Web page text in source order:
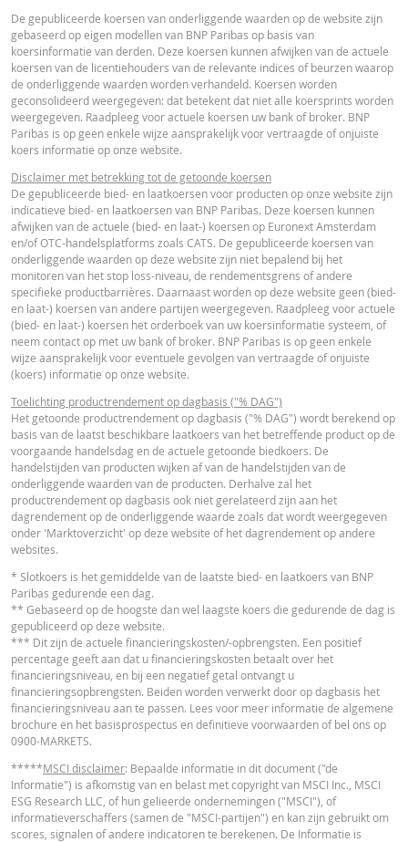
stop-loss niveau van dit product bereikt is.
Prospectus (NL) URL
FINAL TERMS
Final Terms
ESSENTIËLE BELEGGERSINFORMATIEDOCUMENTATIE
Essentiële
Beleggersinformatiedocument (NL)
PDF
FINANCIEEL OVERZICHT
Financial Information URL
Cost Report
RECENTE KOERSINFORMATIE
Latest Product Quotes
Some helper text for the product price projections, financial
advised
UNDERLYING PRICE PRICE PROJECTION
De gepubliceerde koersen van onderliggende waarden op de website zijn
gebaseerd op eigen modellen van BNP Paribas op basis van
koersinformatie van derden. Deze koersen kunnen afwijken van de actuele
koersen van de licentiehouders van de relevante indices of beurzen waarop
de onderliggende waarden worden verhandeld. Koersen worden
geconsolideerd weergegeven: dat betekent dat niet alle koersprints worden
weergegeven. Raadpleeg voor actuele koersen uw bank of broker. BNP
Paribas is op geen enkele wijze aansprakelijk voor vertraagde of onjuiste
koers informatie op onze website.
Disclaimer met betrekking tot de getoonde koersen
De gepubliceerde bied- en laatkoersen voor producten op onze website zijn
indicatieve bied- en laatkoersen van BNP Paribas. Deze koersen kunnen
afwijken van de actuele (bied- en laat-) koersen op Euronext Amsterdam
en/of OTC-handelsplatforms zoals CATS. De gepubliceerde koersen van
onderliggende waarden op deze website zijn niet bepalend bij het
monitoren van het stop loss-niveau, de rendementsgrens of andere
specifieke productbarrières. Daarnaast worden op deze website geen (bied-
en laat-) koersen van andere partijen weergegeven. Raadpleeg voor actuele
(bied- en laat-) koersen het orderboek van uw koersinformatie systeem, of
neem contact op met uw bank of broker. BNP Paribas is op geen enkele
wijze aansprakelijk voor eventuele gevolgen van vertraagde of onjuiste
(koers) informatie op onze website.
Toelichting productrendement op dagbasis ("% DAG")
Het getoonde productrendement op dagbasis ("% DAG") wordt berekend op
basis van de laatst beschikbare laatkoers van het betreffende product op de
voorgaande handelsdag en de actuele getoonde biedkoers. De
handelstijden van producten wijken af van de handelstijden van de
onderliggende waarden van de producten. Derhalve zal het
productrendement op dagbasis ook niet gerelateerd zijn aan het
dagrendement op de onderliggende waarde zoals dat wordt weergegeven
onder 'Marktoverzicht' op deze website of het dagrendement op andere
websites.
* Slotkoers is het gemiddelde van de laatste bied- en laatkoers van BNP
Paribas gedurende een dag.
** Gebaseerd op de hoogste dan wel laagste koers die gedurende de dag is
gepubliceerd op deze website.
*** Dit zijn de actuele financieringskosten/-opbrengsten. Een positief
percentage geeft aan dat u financieringskosten betaalt over het
financieringsniveau, en bij een negatief getal ontvangt u
financieringsopbrengsten. Beiden worden verwerkt door op dagbasis het
financieringsniveau aan te passen. Lees voor meer informatie de algemene
brochure en het basisprospectus en definitieve voorwaarden of bel ons op
0900-MARKETS.
*****MSCI disclaimer: Bepaalde informatie in dit document ("de
Informatie") is afkomstig van en belast met copyright van MSCI Inc., MSCI
ESG Research LLC, of hun gelieerde ondernemingen ("MSCI"), of
informatieverschaffers (samen de "MSCI-partijen") en kan zijn gebruikt om
scores, signalen of andere indicatoren te berekenen. De Informatie is